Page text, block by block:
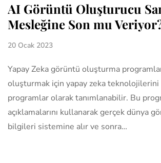
AI Görüntü Oluşturucu
Mesleğine Son mu
20 Ocak 2023
Yapay Zeka görüntü oluşturma
oluşturmak için yapay zeka teknolojilerini
programlar olarak tanımlanabilir. Bu
açıklamalarını kullanarak gerçek dünya
bilgileri sistemine alır ve sonra…